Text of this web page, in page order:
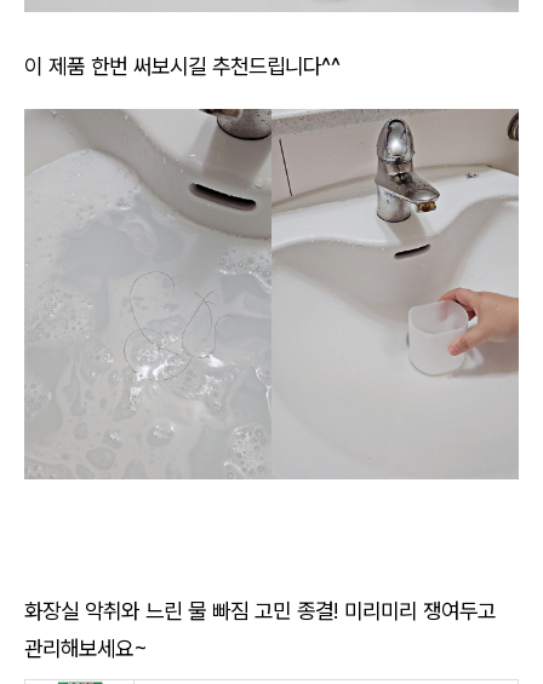
이 제품 한번 써보시길 추천드립니다^^
화장실 악취와 느린 물 빠짐 고민 종결! 미리미리 쟁여두고
관리해보세요~